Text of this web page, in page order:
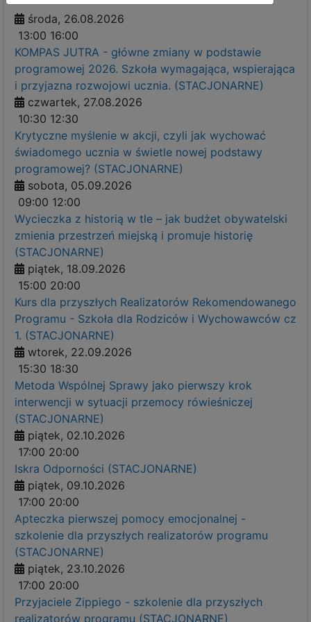
środa, 26.08.2026
13:00 16:00
KOMPAS JUTRA - główne zmiany w podstawie
programowej 2026. Szkoła wymagająca, wspierająca
i przyjazna rozwojowi ucznia. (STACJONARNE)
czwartek, 27.08.2026
10:30 12:30
Krytyczne myślenie w akcji, czyli jak wychować
świadomego ucznia w świetle nowej podstawy
programowej? (STACJONARNE)
sobota, 05.09.2026
09:00 12:00
Wycieczka z historią w tle – jak budżet obywatelski
zmienia przestrzeń miejską i promuje historię
(STACJONARNE)
piątek, 18.09.2026
15:00 20:00
Kurs dla przyszłych Realizatorów Rekomendowanego
Programu - Szkoła dla Rodziców i Wychowawców cz
1. (STACJONARNE)
wtorek, 22.09.2026
15:30 18:30
Metoda Wspólnej Sprawy jako pierwszy krok
interwencji w sytuacji przemocy rówieśniczej
(STACJONARNE)
piątek, 02.10.2026
17:00 20:00
Iskra Odporności (STACJONARNE)
piątek, 09.10.2026
17:00 20:00
Apteczka pierwszej pomocy emocjonalnej -
szkolenie dla przyszłych realizatorów programu
(STACJONARNE)
piątek, 23.10.2026
17:00 20:00
Przyjaciele Zippiego - szkolenie dla przyszłych
realizatorów programu (STACJONARNE)